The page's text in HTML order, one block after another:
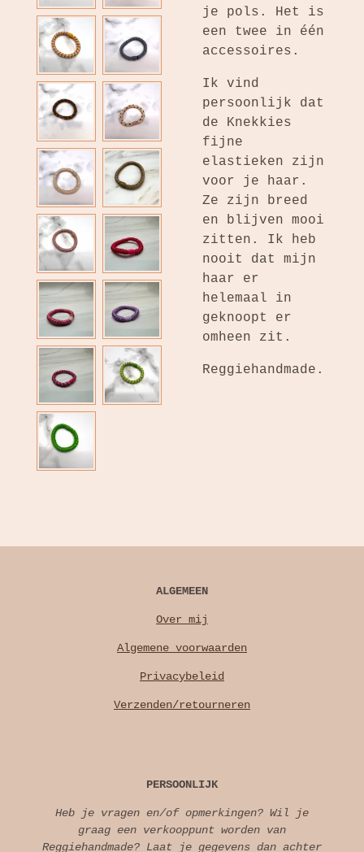
je pols. Het is
een twee in één
accessoires.
Ik vind
persoonlijk dat
de Knekkies
fijne
elastieken zijn
voor je haar.
Ze zijn breed
en blijven mooi
zitten. Ik heb
nooit dat mijn
haar er
helemaal in
geknoopt er
omheen zit.
Reggiehandmade.
ALGEMEEN
Over mij
Algemene voorwaarden
Privacybeleid
Verzenden/retourneren
PERSOONLIJK
Heb je vragen en/of opmerkingen? Wil je
graag een verkooppunt worden van
Reggiehandmade? Laat je gegevens dan achter